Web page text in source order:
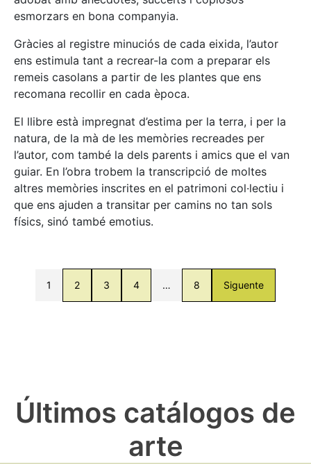
esmorzars en bona companyia.
Gràcies al registre minuciós de cada eixida, l’autor
ens estimula tant a recrear-la com a preparar els
remeis casolans a partir de les plantes que ens
recomana recollir en cada època.
El llibre està impregnat d’estima per la terra, i per la
natura, de la mà de les memòries recreades per
l’autor, com també la dels parents i amics que el van
guiar. En l’obra trobem la transcripció de moltes
altres memòries inscrites en el patrimoni col·lectiu i
que ens ajuden a transitar per camins no tan sols
físics, sinó també emotius.
1 2 3 4 … 8 Siguente
Últimos catálogos de
arte